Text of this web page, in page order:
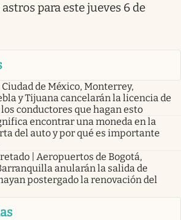
para este jueves 6 de
de México, Monterrey,
y Tijuana cancelarán la licencia de
conductores que hagan esto
encontrar una moneda en la
del auto y por qué es importante
| Aeropuertos de Bogotá,
anularán la salida de
postergado la renovación del